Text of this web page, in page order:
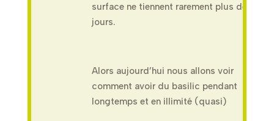
surface ne tiennent rarement plus de 10
jours.
Alors aujourd’hui nous allons voir
comment avoir du basilic pendant
longtemps et en illimité (quasi)